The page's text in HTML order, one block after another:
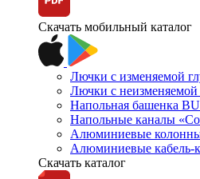
Скачать мобильный каталог
Лючки с изменяемой
Лючки с неизменяемой
Напольная башенка
Напольные каналы
Алюминиевые
Алюминиевые кабель-
Скачать каталог